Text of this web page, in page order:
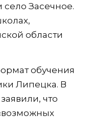
Засечное.
области
обучения
Липецка. В
что